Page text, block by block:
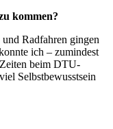
kommen?
Radfahren gingen
ich – zumindest
beim DTU-
Selbstbewusstsein